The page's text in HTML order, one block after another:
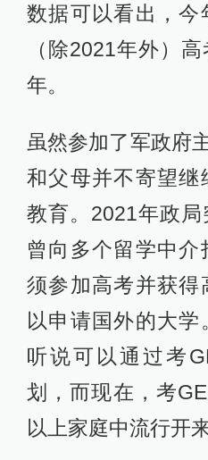
数据可以看出，今
（除2021年外）
年。
虽然参加了军政府
和父母并不寄望继
教育。2021年政
曾向多个留学中
须参加高考并获得
以申请国外的大
听说可以通过考
划，而现在，考
以上家庭中流行开来